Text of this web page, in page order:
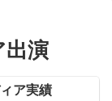
出演
ア実績